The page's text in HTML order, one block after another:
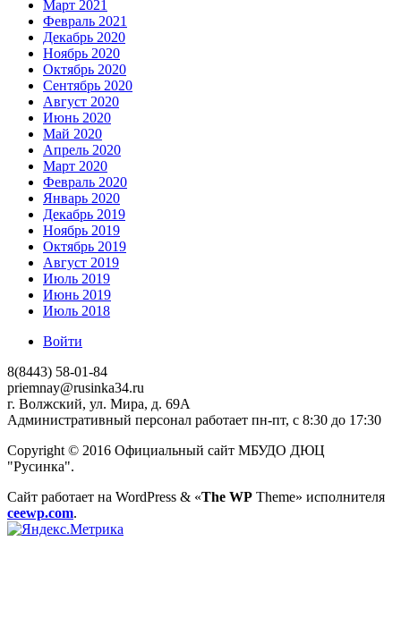
Март 2021
Февраль 2021
Декабрь 2020
Ноябрь 2020
Октябрь 2020
Сентябрь 2020
Август 2020
Июнь 2020
Май 2020
Апрель 2020
Март 2020
Февраль 2020
Январь 2020
Декабрь 2019
Ноябрь 2019
Октябрь 2019
Август 2019
Июль 2019
Июнь 2019
Июль 2018
Войти
8(8443) 58-01-84
priemnay@rusinka34.ru
г. Волжский, ул. Мира, д. 69А
Административный персонал работает пн-пт, с 8:30 до 17:30
Copyright © 2016 Официальный сайт МБУДО ДЮЦ
"Русинка".
Сайт работает на WordPress & «The WP Theme» исполнителя
ceewp.com.